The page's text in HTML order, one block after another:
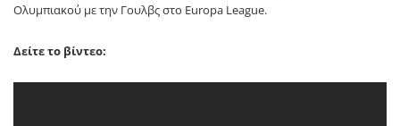
Ολυμπιακού με την Γουλβς στο Europa League.
Δείτε το βίντεο: